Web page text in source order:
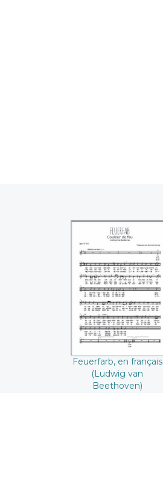
Feuerfarb, en
français (Ludwig
van Beethoven)
Feuerfarb, en français
(Ludwig van
Beethoven)